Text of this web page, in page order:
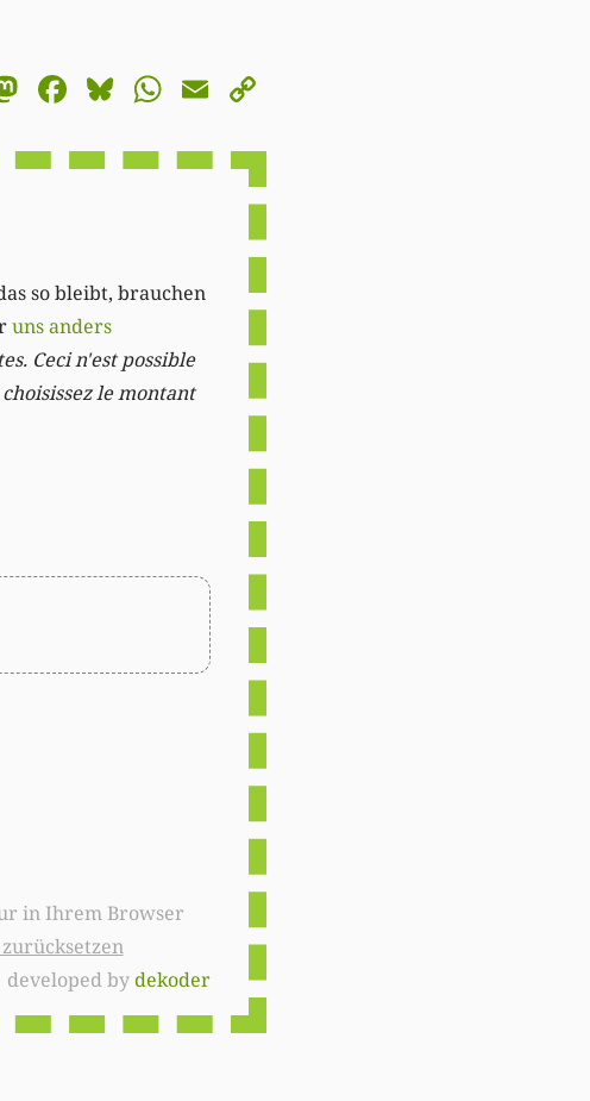
Mastodon
Facebook
Bluesky
WhatsApp
Email
so bleibt, brauchen
uns anders
Ceci n'est possible
le montant
developed bydekoder